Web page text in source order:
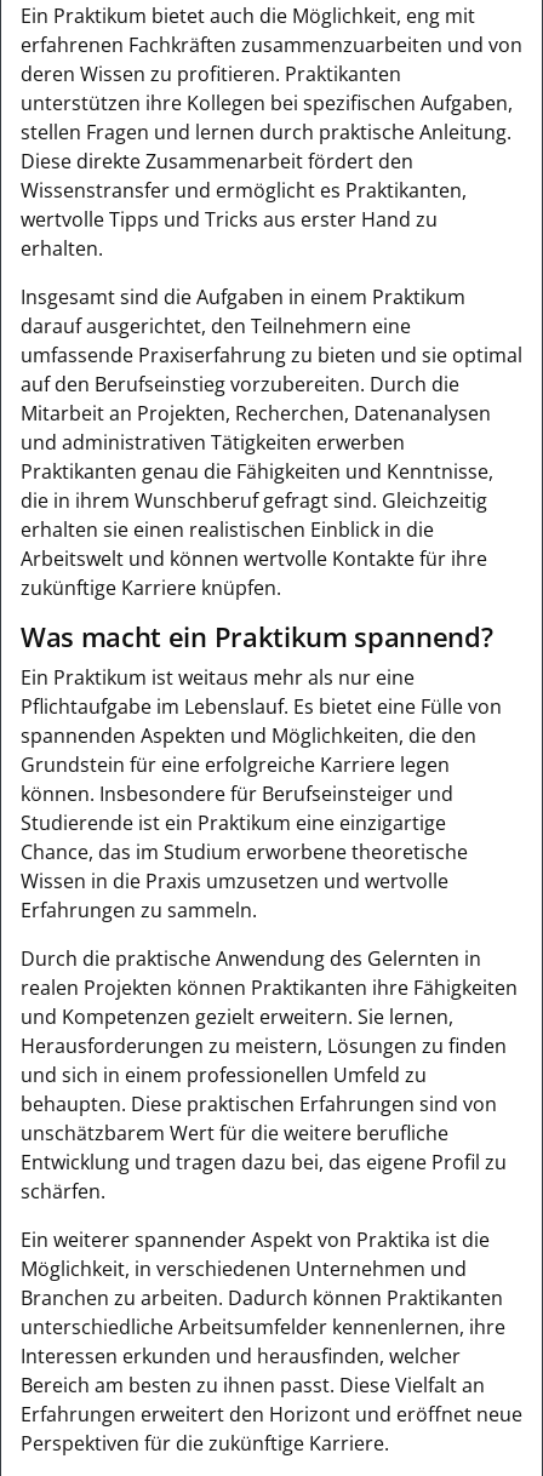
Ein Praktikum bietet auch die Möglichkeit, eng mit
erfahrenen Fachkräften zusammenzuarbeiten und von
deren Wissen zu profitieren. Praktikanten
unterstützen ihre Kollegen bei spezifischen Aufgaben,
stellen Fragen und lernen durch praktische Anleitung.
Diese direkte Zusammenarbeit fördert den
Wissenstransfer und ermöglicht es Praktikanten,
wertvolle Tipps und Tricks aus erster Hand zu
erhalten.
Insgesamt sind die Aufgaben in einem Praktikum
darauf ausgerichtet, den Teilnehmern eine
umfassende Praxiserfahrung zu bieten und sie optimal
auf den Berufseinstieg vorzubereiten. Durch die
Mitarbeit an Projekten, Recherchen, Datenanalysen
und administrativen Tätigkeiten erwerben
Praktikanten genau die Fähigkeiten und Kenntnisse,
die in ihrem Wunschberuf gefragt sind. Gleichzeitig
erhalten sie einen realistischen Einblick in die
Arbeitswelt und können wertvolle Kontakte für ihre
zukünftige Karriere knüpfen.
Was macht ein Praktikum spannend?
Ein Praktikum ist weitaus mehr als nur eine
Pflichtaufgabe im Lebenslauf. Es bietet eine Fülle von
spannenden Aspekten und Möglichkeiten, die den
Grundstein für eine erfolgreiche Karriere legen
können. Insbesondere für Berufseinsteiger und
Studierende ist ein Praktikum eine einzigartige
Chance, das im Studium erworbene theoretische
Wissen in die Praxis umzusetzen und wertvolle
Erfahrungen zu sammeln.
Durch die praktische Anwendung des Gelernten in
realen Projekten können Praktikanten ihre Fähigkeiten
und Kompetenzen gezielt erweitern. Sie lernen,
Herausforderungen zu meistern, Lösungen zu finden
und sich in einem professionellen Umfeld zu
behaupten. Diese praktischen Erfahrungen sind von
unschätzbarem Wert für die weitere berufliche
Entwicklung und tragen dazu bei, das eigene Profil zu
schärfen.
Ein weiterer spannender Aspekt von Praktika ist die
Möglichkeit, in verschiedenen Unternehmen und
Branchen zu arbeiten. Dadurch können Praktikanten
unterschiedliche Arbeitsumfelder kennenlernen, ihre
Interessen erkunden und herausfinden, welcher
Bereich am besten zu ihnen passt. Diese Vielfalt an
Erfahrungen erweitert den Horizont und eröffnet neue
Perspektiven für die zukünftige Karriere.